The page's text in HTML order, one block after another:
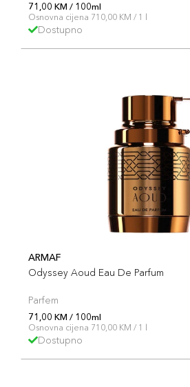
71,00 KM / 100ml
Osnovna cijena 710,00 KM / 1 l
Dostupno
ARMAF
Odyssey Aoud Eau De Parfum
Parfem
71,00 KM / 100ml
Osnovna cijena 710,00 KM / 1 l
Dostupno